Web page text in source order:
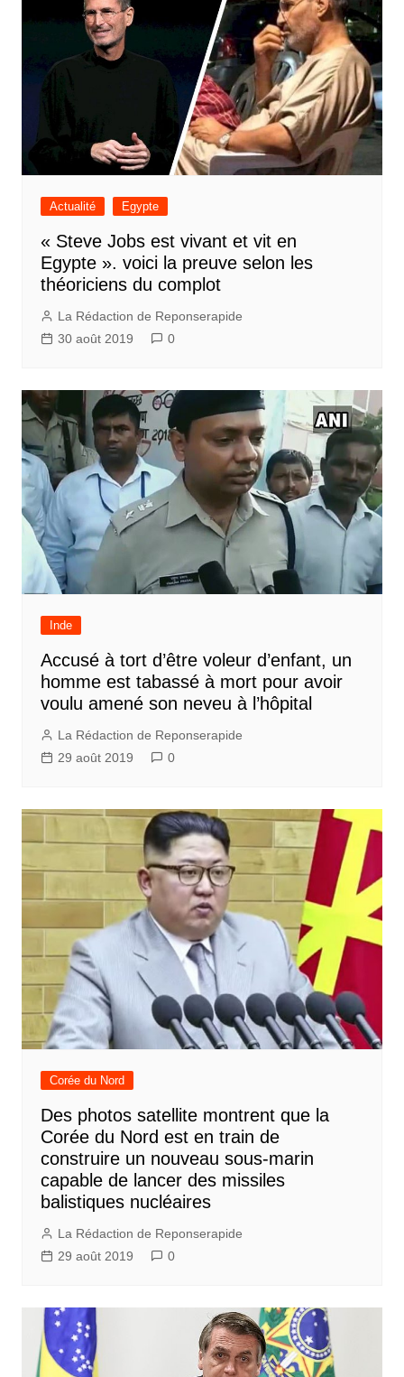
Actualité Egypte
« Steve Jobs est vivant et vit en
Egypte ». voici la preuve selon les
théoriciens du complot
La Rédaction de Reponserapide
30 août 2019
0
Inde
Accusé à tort d’être voleur d’enfant, un
homme est tabassé à mort pour avoir
voulu amené son neveu à l’hôpital
La Rédaction de Reponserapide
29 août 2019
0
Corée du Nord
Des photos satellite montrent que la
Corée du Nord est en train de
construire un nouveau sous-marin
capable de lancer des missiles
balistiques nucléaires
La Rédaction de Reponserapide
29 août 2019
0